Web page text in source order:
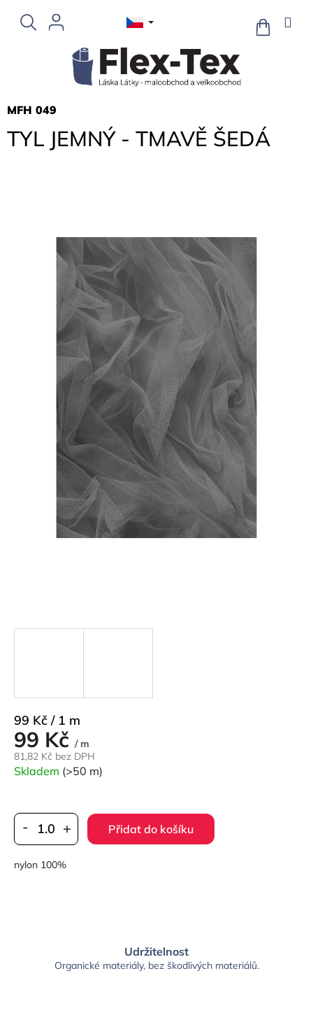
obsah
NÁKUPNÍ
KOŠÍK
TYL JEMNÝ - TMAVĚ ŠEDÁ
MFH 049
99 Kč / m
81,82 Kč bez DPH
Měrná
cena:
99 Kč / 1 m
Skladem (>50 m)
Přidat do košíku
nylon 100%
Udržitelnost
Organické materiály, bez škodlivých materiálů.